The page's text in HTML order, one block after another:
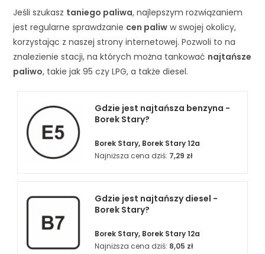
Jeśli szukasz taniego paliwa, najlepszym rozwiązaniem
jest regularne sprawdzanie cen paliw w swojej okolicy,
korzystając z naszej strony internetowej. Pozwoli to na
znalezienie stacji, na których można tankować najtańsze
paliwo, takie jak 95 czy LPG, a także diesel.
Gdzie jest najtańsza benzyna -
Borek Stary?
Borek Stary, Borek Stary 12a
Najniższa cena dziś: 7,29 zł
Gdzie jest najtańszy diesel -
Borek Stary?
Borek Stary, Borek Stary 12a
Najniższa cena dziś: 8,05 zł